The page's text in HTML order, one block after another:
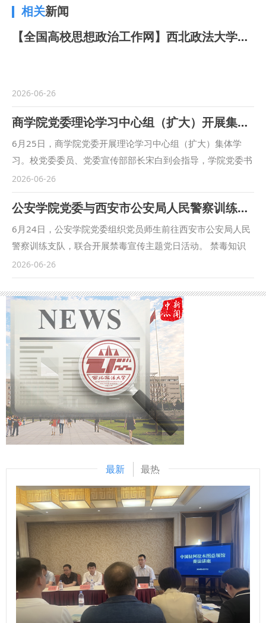
相关新闻
【全国高校思想政治工作网】西北政法大学公安学院（公共安全法学院）：依托“一站式”学生社区，扎实推进学风建设走深走实
2026-06-26
商学院党委理论学习中心组（扩大）开展集体学习
6月25日，商学院党委开展理论学习中心组（扩大）集体学
习。校党委委员、党委宣传部部长宋白到会指导，学院党委书
记燕楠主持会议，学院领导班子、各系部主任、党支部书记、
行政人员、学工干部参加学习。 会议集体学习习近平总书记
给新华社老党员张连生的回信，学习《求是》杂志发表的习近
平总书记重要文章《前瞻布局和发展未来产业》《一体推进教
育科技人才发展》，学习习近平总书记在浙江工作期间树立和
践行正确政绩观实践案例，学习全国党建工作座谈会精神和
《关于学习贯彻习近平党建思想的通知》。 会议要求，全体
师生要深学细悟总书记回信精神，结合树立和践行正确政绩观
学习教育，传承老党员忠诚奉献的优良品格，践行“躬耕教
坛、强国有我”时代使命。要紧扣教育、科技、人才一体化发
展战略部署，立足学院法商融合办学特色，持续优化学科专业
布局，着力培育复合型法商人才。要全面落实新时代党的建设
总要求，以习近平党建思想为根本遵循，推动党建工作与教学
科研、人才培养深度融合，以高质量党建引领学院事业高质量
发展。 交流研讨环节，巩飞、李小彬、梁菁三位同志围绕树
立和践行正确政绩观，结合各自岗位实际分享学习心得。 宋
白充分肯定了本次会议学习成效。她表示，要牢牢把握理论学
习政治属性，发挥领导班子“关键少数”示范带头作用；要紧扣
上级党组织工作部署，将中心组学习纳入意识形态工作责任
制，从严管好各类阵地，精准摸排师生思想动态，防范化解风
险隐患；要坚持学用贯通，树立和践行正确政绩观，以务实举
措破解学院发展难题。 商学院党委将以本次专题学习为契
机，严格执行中心组学习制度，强化学用结合、细化工作举
措，团结带领全院师生真抓实干、锐意进取，以实实在在的工
作成效交出满意答卷。 （供稿：商学院（管理学院） 撰稿：
张琪 审核：燕楠）
2026-06-26
公安学院党委与西安市公安局人民警察训练支队党总支联合开展主题党日活动
6月24日，公安学院党委组织党员师生前往西安市公安局人民
警察训练支队，联合开展禁毒宣传主题党日活动。 禁毒知识
宣讲现场，民警陈列各类毒品仿真样品，结合一线真实办案案
例拆解新型毒品的伪装形式，系统讲解禁毒法律法规，让在场
师生直观认清毒品的隐蔽性与危害性，深刻认识到禁毒是守护
群众平安的政治责任，进一步筑牢防毒拒毒的思想根基。 宣
讲后，全体党员列队肃立，举起右拳庄严重温入党誓词，在铿
锵誓言中坚守初心、强化使命担当。宣誓结束后，全体人员依
次参与VR模拟射击、警用格斗、无人机实战观摩等警务实训项
目，在沉浸式实战教学中锤炼应急处置本领，严守纪律规矩，
筑牢法治底线。 （供稿：公安学院（公共安全法学院） 撰
稿：卫妍卓 审核：上官亚敏）
2026-06-26
最新 最热